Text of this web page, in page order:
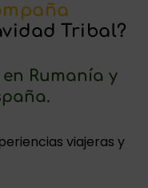
Tribal?
Rumanía y
viajeras y